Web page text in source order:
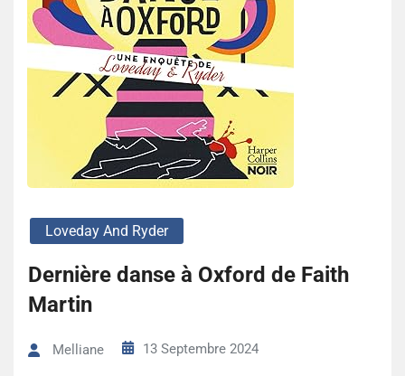
Loveday And Ryder
Dernière danse à Oxford de Faith
Martin
Melliane 13 Septembre 2024